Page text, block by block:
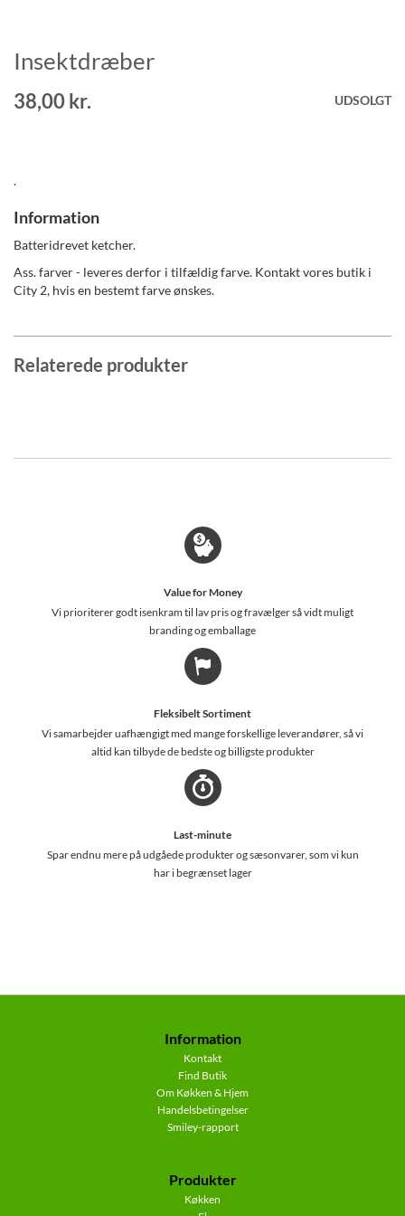
Gå
til
starten
af
Insektdræber
38,00 kr. UDSOLGT
.
Information
Batteridrevet ketcher.
Ass. farver - leveres derfor i tilfældig farve. Kontakt vores butik i
City 2, hvis en bestemt farve ønskes.
Relaterede produkter
Value for Money
Vi prioriterer godt isenkram til lav pris og fravælger så vidt muligt
branding og emballage
Fleksibelt Sortiment
Vi samarbejder uafhængigt med mange forskellige leverandører, så vi
altid kan tilbyde de bedste og billigste produkter
Last-minute
Spar endnu mere på udgåede produkter og sæsonvarer, som vi kun
har i begrænset lager
Information
Kontakt
Find Butik
Om Køkken & Hjem
Handelsbetingelser
Smiley-rapport
Produkter
Køkken